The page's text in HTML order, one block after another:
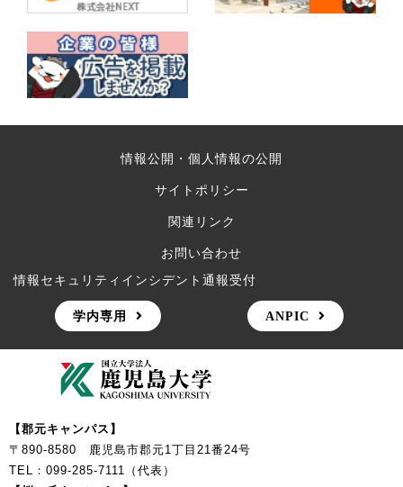
情報公開・個人情報の公開
サイトポリシー
関連リンク
お問い合わせ
情報セキュリティインシデント通報受付
学内専用 ANPIC
【郡元キャンパス】
〒890-8580 鹿児島市郡元1丁目21番24号
TEL：099-285-7111（代表）